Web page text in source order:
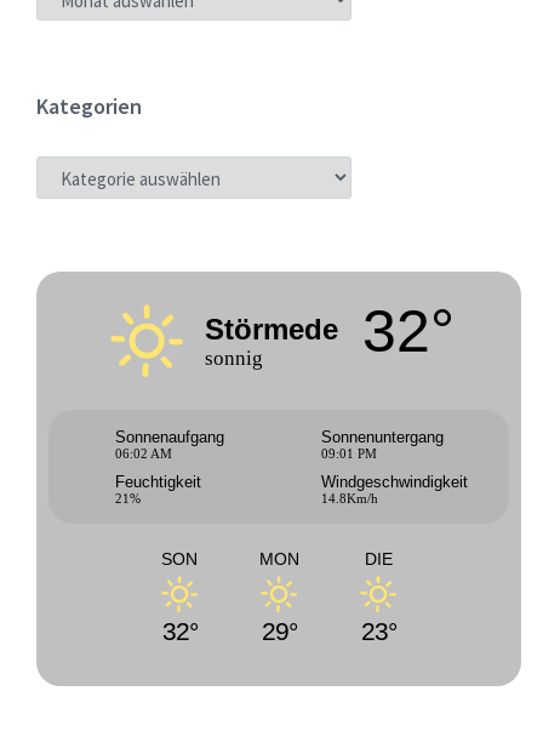
Kategorien
KATEGORIEN
Störmede
sonnig 32°
Sonnenaufgang
06:02 AM
Sonnenuntergang
09:01 PM
Feuchtigkeit
21%
Windgeschwindigkeit
14.8Km/h
SON
32°
MON
29°
DIE
23°